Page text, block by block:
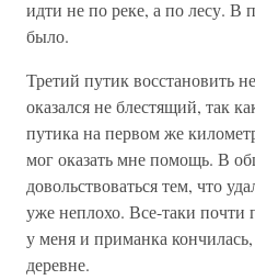
идти не по реке, а по лесу. В
было.
Третий путик восстановить
оказался не блестящий, так
путика на первом же
мог оказать мне помощь. В
довольствоваться тем, что
уже неплохо. Все-таки почти
у меня и приманка
деревне.